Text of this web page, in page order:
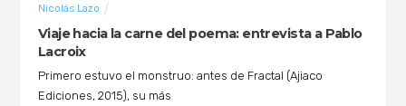
Viaje hacia la carne del poema: entrevista a Pablo
Lacroix
Nicolás Lazo
Primero estuvo el monstruo: antes de Fractal (Ajiaco
Ediciones, 2015), su más